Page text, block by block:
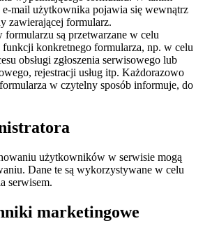
e-mail użytkownika pojawia się wewnątrz
zawierającej formularz.
formularzu są przetwarzane w celu
konkretnego formularza, np. w celu
obsługi zgłoszenia serwisowego lub
rejestracji usług itp. Każdorazowo
w czytelny sposób informuje, do
użytkowników w serwisie mogą
Dane te są wykorzystywane w celu
serwisem.
marketingowe